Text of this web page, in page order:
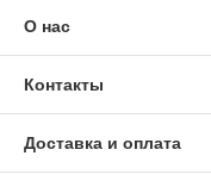
О нас
Контакты
Доставка и оплата